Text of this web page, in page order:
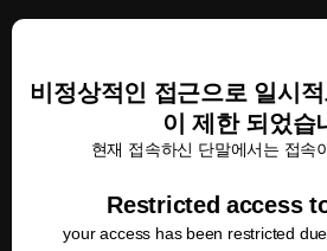
비정상적인 접근으로 일시
이 제한 되었습
현재 접속하신 단말에서는 접속
Restricted access
your access has been restricted